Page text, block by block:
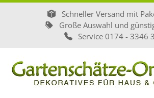
Schneller Versand mit
Große Auswahl und
Service0174 - 3346